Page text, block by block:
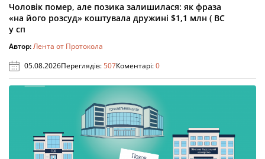
Чоловік помер, але позика залишилася: як фраза
«на його розсуд» коштувала дружині $1,1 млн ( ВС
у сп
Автор:Лента от Протокола
05.08.2026Переглядів:507Коментарі:0